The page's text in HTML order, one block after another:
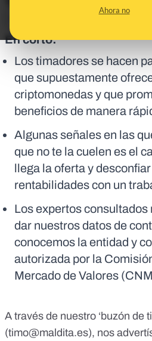
Ahora no
En corto:
Los timadores se hacen
que supuestamente
criptomonedas y que
beneficios de manera
Algunas señales en las
que no te la cuelen es el
llega la oferta y
rentabilidades con un
Los expertos
dar nuestros datos de
conocemos la entidad y
autorizada por la
Mercado de Valores
A través de nuestro ‘buzón de
(timo@maldita.es), nos